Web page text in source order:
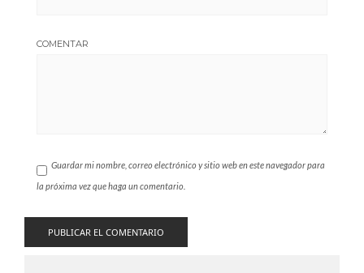
COMENTAR
Guardar mi nombre, correo electrónico y sitio web en este navegador para
la próxima vez que haga un comentario.